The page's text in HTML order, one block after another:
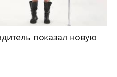
показал новую